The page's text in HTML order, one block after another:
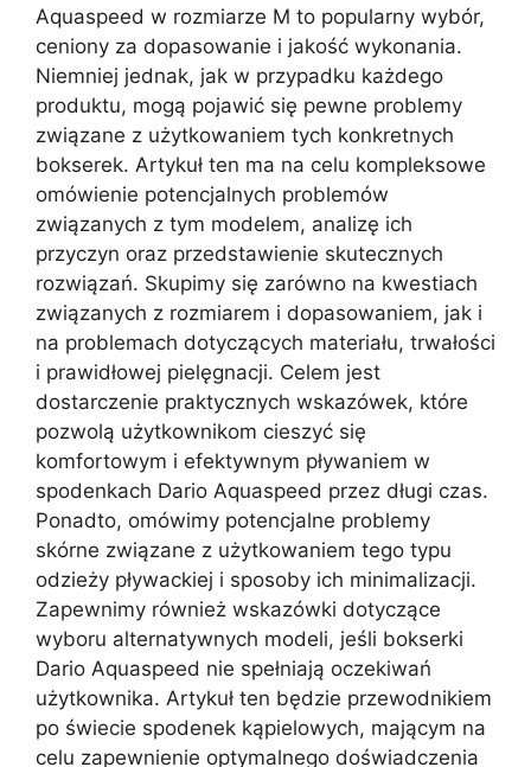
Aquaspeed w rozmiarze M to popularny wybór,
ceniony za dopasowanie i jakość wykonania.
Niemniej jednak, jak w przypadku każdego
produktu, mogą pojawić się pewne problemy
związane z użytkowaniem tych konkretnych
bokserek. Artykuł ten ma na celu kompleksowe
omówienie potencjalnych problemów
związanych z tym modelem, analizę ich
przyczyn oraz przedstawienie skutecznych
rozwiązań. Skupimy się zarówno na kwestiach
związanych z rozmiarem i dopasowaniem, jak i
na problemach dotyczących materiału, trwałości
i prawidłowej pielęgnacji. Celem jest
dostarczenie praktycznych wskazówek, które
pozwolą użytkownikom cieszyć się
komfortowym i efektywnym pływaniem w
spodenkach Dario Aquaspeed przez długi czas.
Ponadto, omówimy potencjalne problemy
skórne związane z użytkowaniem tego typu
odzieży pływackiej i sposoby ich minimalizacji.
Zapewnimy również wskazówki dotyczące
wyboru alternatywnych modeli, jeśli bokserki
Dario Aquaspeed nie spełniają oczekiwań
użytkownika. Artykuł ten będzie przewodnikiem
po świecie spodenek kąpielowych, mającym na
celu zapewnienie optymalnego doświadczenia